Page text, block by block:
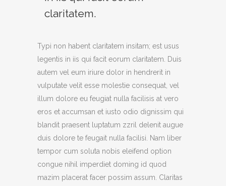
claritatem.
Typi non habent claritatem insitam; est usus
legentis in iis qui facit eorum claritatem. Duis
autem vel eum iriure dolor in hendrerit in
vulputate velit esse molestie consequat, vel
illum dolore eu feugiat nulla facilisis at vero
eros et accumsan et iusto odio dignissim qui
blandit praesent luptatum zzril delenit augue
duis dolore te feugait nulla facilisi. Nam liber
tempor cum soluta nobis eleifend option
congue nihil imperdiet doming id quod
mazim placerat facer possim assum. Claritas